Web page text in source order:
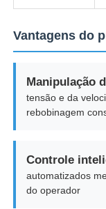
máquina de
Vantagens do
Manipulação
tensão e da
rebobinagem
Controle
automatizados
do operador